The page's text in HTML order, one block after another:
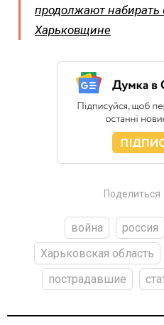
продолжают набирать
Харьковщине
Поделиться
война россия
Харьковская область
пострадавшие